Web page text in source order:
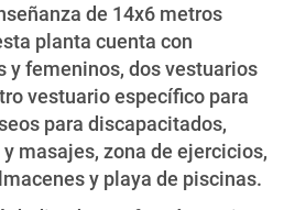
de 14x6 metros
planta cuenta con
y femeninos, dos vestuarios
vestuario específico para
para discapacitados,
masajes, zona de ejercicios,
y playa de piscinas.